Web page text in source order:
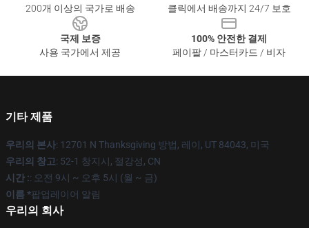
200개 이상의 국가로 배송
클릭에서 배송까지 24/7 보호
국제 보증
사용 국가에서 제공
100% 안전한 결제
페이팔 / 마스터카드 / 비자
기타 제품
우리의 본사: 12701 N Thanksgiving 방법, 레이, UT 84043, 미국
우리의 창고: 52-1 창지시, 절강성, CN
시간 :: 오전 9시 ~ 오후 5시 (월 ~ 금)
이름 *팝업레이어 알림
우리의 회사